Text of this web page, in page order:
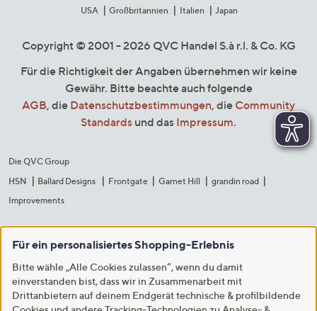
USA
Großbritannien Italien Japan
Copyright © 2001 - 2026 QVC Handel S.à r.l. & Co. KG
Für die Richtigkeit der Angaben übernehmen wir keine
Gewähr. Bitte beachte auch folgende
AGB, die Datenschutzbestimmungen, die Community
Standards und das Impressum.
Die QVC Group
HSN
Ballard Designs Frontgate Garnet Hill
grandin road
Improvements
Für ein personalisiertes Shopping-Erlebnis
Bitte wähle „Alle Cookies zulassen“, wenn du damit
einverstanden bist, dass wir in Zusammenarbeit mit
Drittanbietern auf deinem Endgerät technische & profilbildende